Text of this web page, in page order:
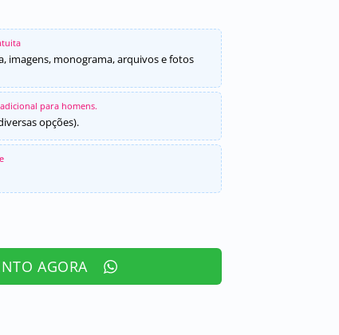
imagens, monograma, arquivos e fotos
para homens.
opções).
AGORA